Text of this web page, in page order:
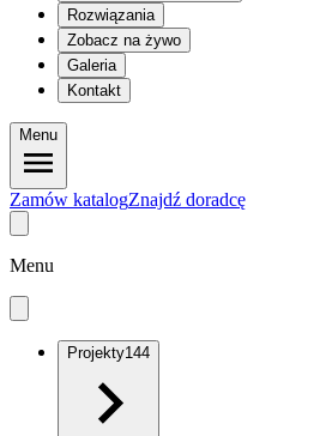
Rozwiązania
Zobacz na żywo
Galeria
Kontakt
Menu
Zamów katalogZnajdź doradcę
Menu
Projekty144